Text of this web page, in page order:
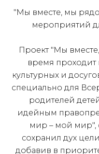
"Мы вместе, мы
мероприятий
Проект "Мы
время проходит
культурных и
специально для
родителей
идейным
мир – мой мир",
сохранил дух
добавив в